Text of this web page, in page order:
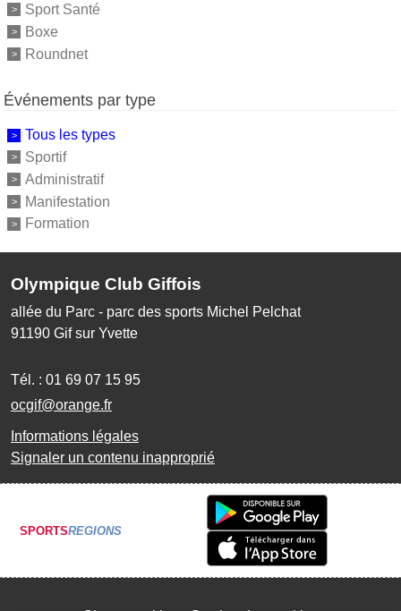
Sport Santé
Boxe
Roundnet
Événements par type
Tous les types
Sportif
Administratif
Manifestation
Formation
Olympique Club Giffois
allée du Parc - parc des sports Michel Pelchat
91190 Gif sur Yvette
Tél. : 01 69 07 15 95
ocgif@orange.fr
Informations légales
Signaler un contenu inapproprié
SPORTSREGIONS